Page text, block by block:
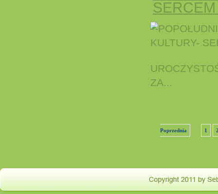
ZA...
Poprzednia 1